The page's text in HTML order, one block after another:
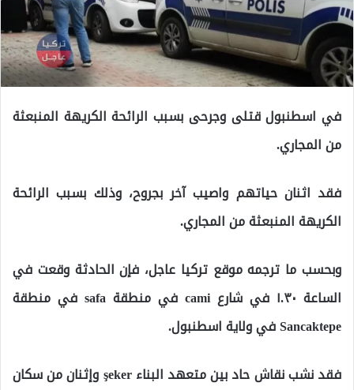
في اسطنبول قتلى وجرحى بسبب الرائحة الكريهة المنبعثة
من المجاري.
فقد اثنان حياتهم واصيب آخر بجروح، وذلك بسبب الرائحة
الكريهة المنبعثة من المجاري.
وبحسب ما ترجمه موقع تركيا عاجل، فإن الحادثة وقعت في
الساعة ١.٣٠ في شارع cami في منطقة safa في منطقة
Sancaktepe في ولاية اسطنبول.
فقد نشب نقاش حاد بين متعهد البناء şeker وإثنان من سكان